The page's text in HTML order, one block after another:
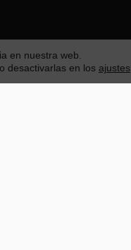
en nuestra web.
desactivarlas en los ajustes.